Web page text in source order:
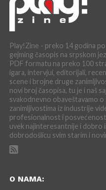
Play!Zine - preko 14 godina
gejming časopis na srpskom
PDF formatu na preko 100
igara, intervjui, editorijali,
scene i brojne druge
novi broj časopisa, tu je i naš
svakodnevno obaveštavamo
zanimljivostima iz industrije
profesionalnost i
uvek najinteresantnije i dobro
dobrodošlicu svim starim i
O NAMA: